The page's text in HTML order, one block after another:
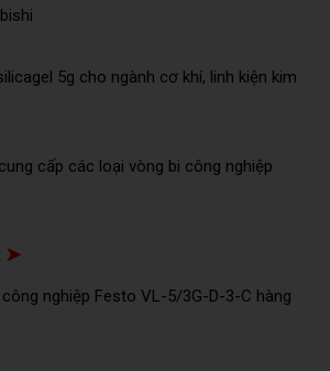
5g cho ngành cơ khí, linh kiện kim
cấp các loại vòng bi công nghiệp
➤
nghiệp Festo VL-5/3G-D-3-C hàng